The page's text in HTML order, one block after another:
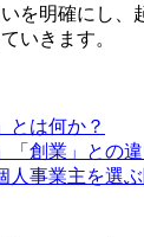
を明確にし、
いきます。
とは何か？
「創業」との
人事業主を選